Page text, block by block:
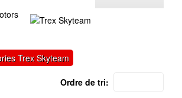
Trex Skyteam
Ordre de tri: